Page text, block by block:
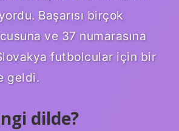
Başarısı birçok
ve 37 numarasına
futbolcular için bir
geldi.
dilde?